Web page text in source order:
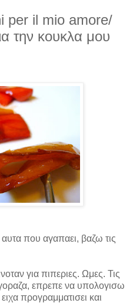
per il mio amore/
την κουκλα μου
που αγαπαει, βαζω τις
για πιπεριες. Ωμες. Τις
επρεπε να υπολογισω
προγραμματισει και